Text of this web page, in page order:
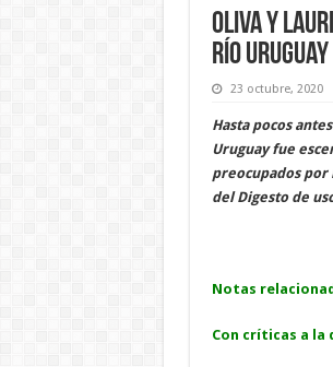
Oliva y
Río Uruguay
23 octubre, 2020
Hasta pocos
Uruguay fue
preocupados por
del Digesto de
Notas
Con críticas a